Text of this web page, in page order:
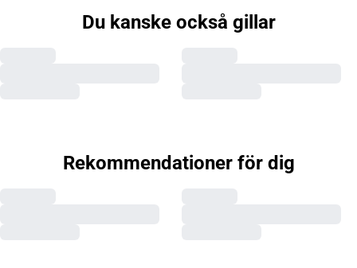
Du kanske också gillar
Rekommendationer för dig